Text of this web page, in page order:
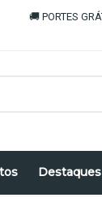
🚚 PORTES
Destaques